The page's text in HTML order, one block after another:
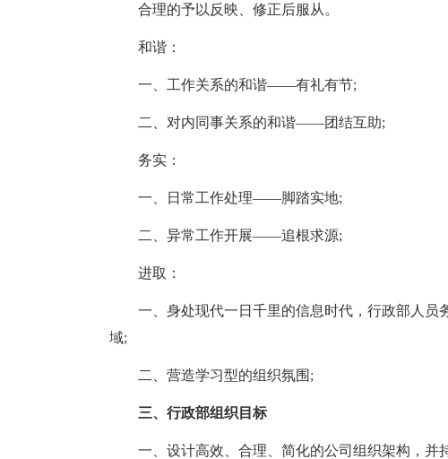
合理的予以反映、修正后服从。
和谐：
一、工作关系的和谐——有礼有节;
二、对内同事关系的和谐——团结互助;
务实：
一、日常工作处理——脚踏实地;
二、异常工作开展——追根求源;
进取：
一、身处现代一日千里的信息时代，行政部人
域;
二、营造学习型的组织氛围;
三、行政部组织目标
一、设计高效、合理、简化的公司组织架构，并